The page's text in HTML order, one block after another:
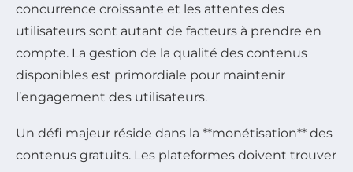
concurrence croissante et les attentes des
utilisateurs sont autant de facteurs à prendre en
compte. La gestion de la qualité des contenus
disponibles est primordiale pour maintenir
l’engagement des utilisateurs.
Un défi majeur réside dans la **monétisation** des
contenus gratuits. Les plateformes doivent trouver